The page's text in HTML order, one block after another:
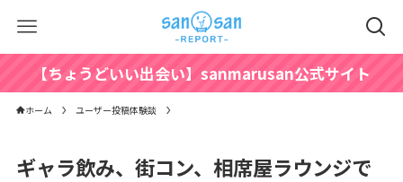
【ちょうどいい出会い】sanmarusan公式サイト
ホーム ユーザー投稿体験談
ギャラ飲み、街コン、相席屋ラウンジで